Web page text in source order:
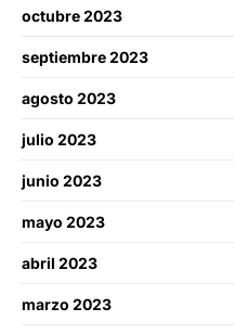
octubre 2023
septiembre 2023
agosto 2023
julio 2023
junio 2023
mayo 2023
abril 2023
marzo 2023